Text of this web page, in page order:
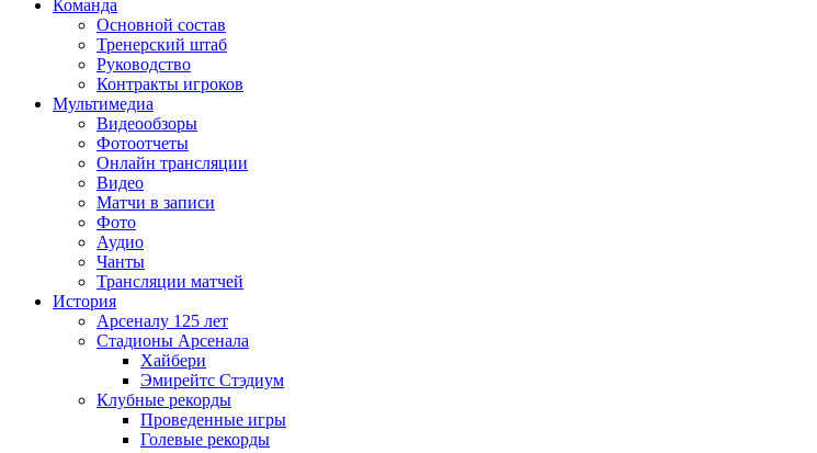
Команда
Основной состав
Тренерский штаб
Руководство
Контракты игроков
Мультимедиа
Видеообзоры
Фотоотчеты
Онлайн трансляции
Видео
Матчи в записи
Фото
Аудио
Чанты
Трансляции матчей
История
Арсеналу 125 лет
Стадионы Арсенала
Хайбери
Эмирейтс Стэдиум
Клубные рекорды
Проведенные игры
Голевые рекорды